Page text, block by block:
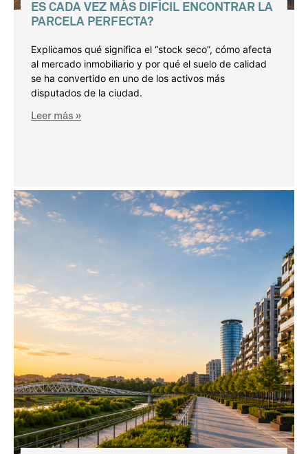
ES CADA VEZ MÁS DIFÍCIL ENCONTRAR LA
PARCELA PERFECTA?
Explicamos qué significa el “stock seco”, cómo afecta
al mercado inmobiliario y por qué el suelo de calidad
se ha convertido en uno de los activos más
disputados de la ciudad.
Leer más »